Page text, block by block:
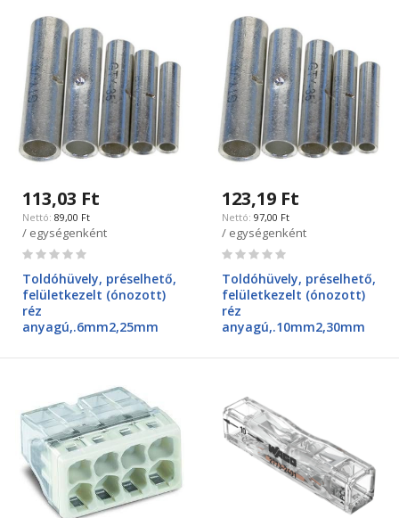
113,03 Ft
89,00 Ft
/ egységenként
Rating:
Toldóhüvely, préselhető,
felületkezelt (ónozott)
réz
anyagú,.6mm2,25mm
123,19 Ft
97,00 Ft
/ egységenként
Rating:
Toldóhüvely, préselhető,
felületkezelt (ónozott)
réz
anyagú,.10mm2,30mm